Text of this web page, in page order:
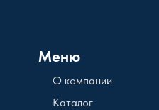
Меню
О компании
Каталог